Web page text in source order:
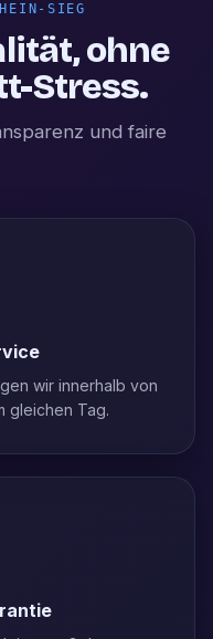
SIEG
ohne
Stress.
und faire
wir innerhalb von
gleichen Tag.